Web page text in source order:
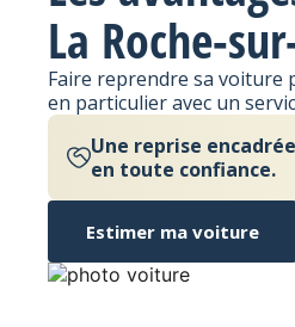
La Roche-
Faire reprendre sa voiture
en particulier avec un
Une reprise
en toute confiance.
Estimer ma voiture